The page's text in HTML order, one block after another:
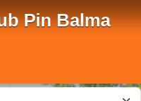
Pin Balma